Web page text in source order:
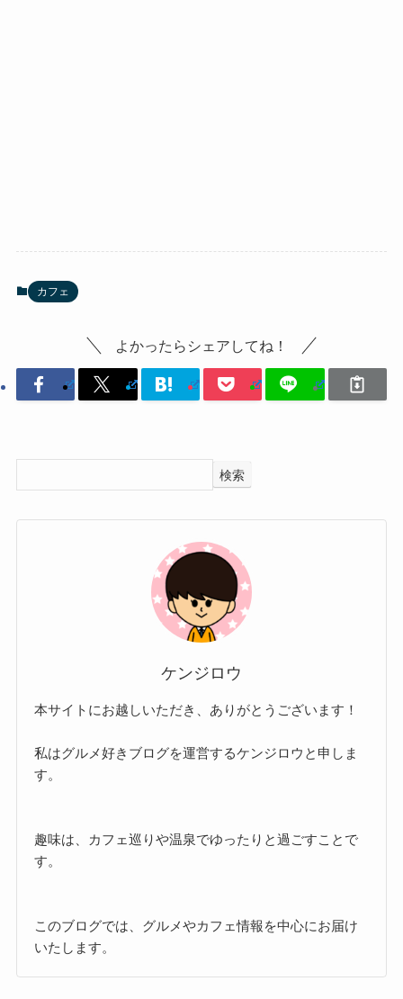
カフェ
よかったらシェアしてね！
検索
ケンジロウ
本サイトにお越しいただき、ありがとうございます！
私はグルメ好きブログを運営するケンジロウと申しま
す。
趣味は、カフェ巡りや温泉でゆったりと過ごすことで
す。
このブログでは、グルメやカフェ情報を中心にお届け
いたします。